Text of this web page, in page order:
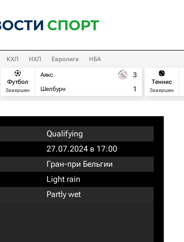
КХЛ НХЛ Евролига НБА
Футбол
Завершен
Аякс
Шелбурн
3
1
Теннис
Завершен
Qualifying
27.07.2024 в 17:00
Гран-при Бельгии
Light rain
Partly wet